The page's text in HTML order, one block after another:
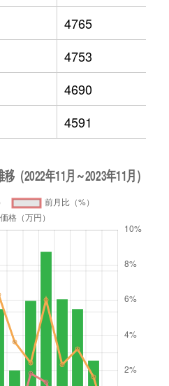
4765
4753
4690
4591